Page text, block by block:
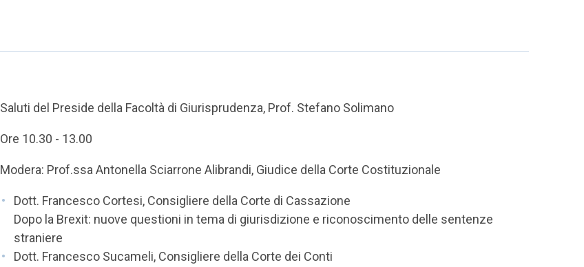
Saluti del Preside della Facoltà di Giurisprudenza, Prof. Stefano Solimano
Ore 10.30 - 13.00
Modera: Prof.ssa Antonella Sciarrone Alibrandi, Giudice della Corte Costituzionale
Dott. Francesco Cortesi, Consigliere della Corte di Cassazione
Dopo la Brexit: nuove questioni in tema di giurisdizione e riconoscimento delle sentenze
straniere
Dott. Francesco Sucameli, Consigliere della Corte dei Conti